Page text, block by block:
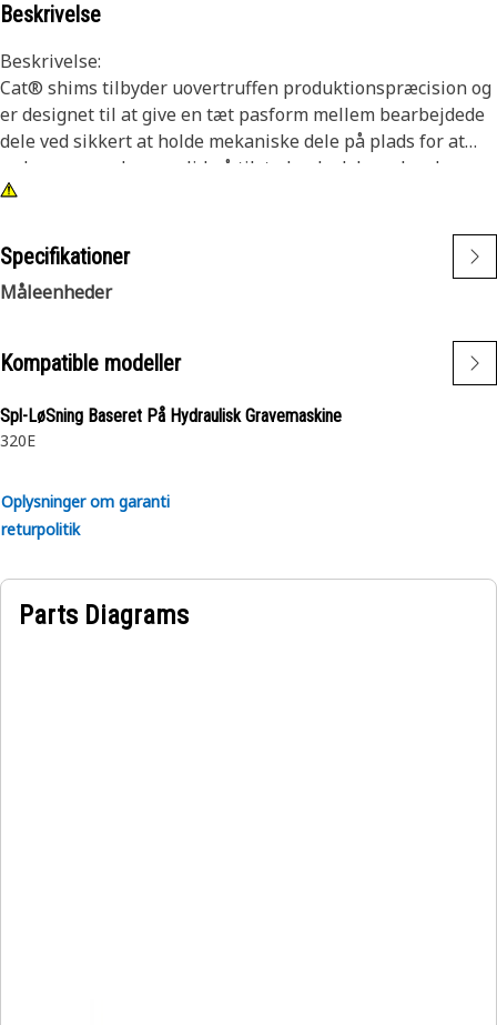
Beskrivelse
Beskrivelse:
Cat® shims tilbyder uovertruffen produktionspræcision og
er designet til at give en tæt pasform mellem bearbejdede
dele ved sikkert at holde mekaniske dele på plads for at
reducere overdreven slid på tilstødende dele og hardware.
Cat® shims giver overlegen beskyttelse, idet de er
der giver en lang levetid og den høje ydeevne, du kræver.
Beskyt din investering med originale Cat® shim-dele.
Anvendelse:
Specifikationer
Måleenheder
Kompatible modeller
Spl-LøSning Baseret På Hydraulisk Gravemaskine
320E
Oplysninger om garanti
returpolitik
Parts Diagrams